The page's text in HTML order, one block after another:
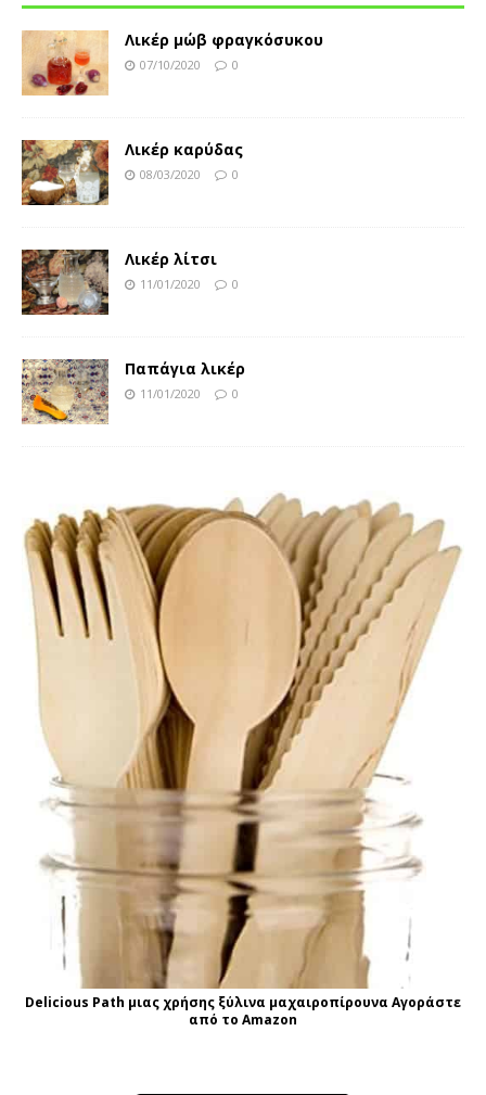
Λικέρ μώβ φραγκόσυκου
07/10/2020 0
Λικέρ καρύδας
08/03/2020 0
Λικέρ λίτσι
11/01/2020 0
Παπάγια λικέρ
11/01/2020 0
Delicious Path μιας χρήσης ξύλινα μαχαιροπίρουνα Αγοράστε
από το Amazon